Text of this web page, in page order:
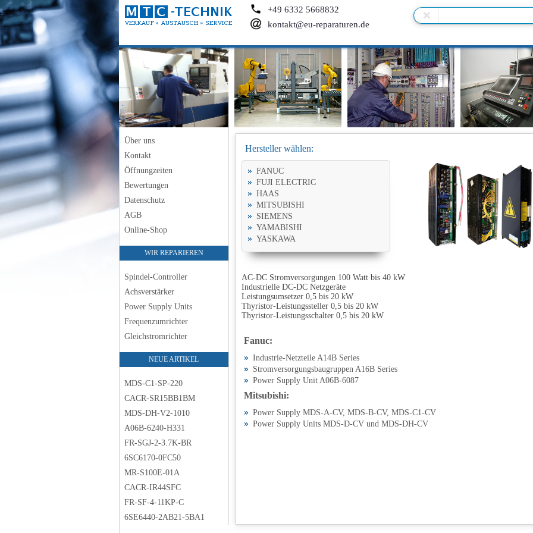
+49 6332 5668832
kontakt@eu-reparaturen.de
Über uns
Kontakt
Öffnungzeiten
Bewertungen
Datenschutz
AGB
Online-Shop
WIR REPARIEREN
Spindel-Controller
Achsverstärker
Power Supply Units
Frequenzumrichter
Gleichstromrichter
NEUE ARTIKEL
MDS-C1-SP-220
CACR-SR15BB1BM
MDS-DH-V2-1010
A06B-6240-H331
FR-SGJ-2-3.7K-BR
6SC6170-0FC50
MR-S100E-01A
CACR-IR44SFC
FR-SF-4-11KP-C
6SE6440-2AB21-5BA1
Hersteller wählen:
FANUC
FUJI ELECTRIC
HAAS
MITSUBISHI
SIEMENS
YAMABISHI
YASKAWA
AC-DC Stromversorgungen 100 Watt bis 40 kW
Industrielle DC-DC Netzgeräte
Leistungsumsetzer 0,5 bis 20 kW
Thyristor-Leistungssteller 0,5 bis 20 kW
Thyristor-Leistungsschalter 0,5 bis 20 kW
Fanuc:
Industrie-Netzteile A14B Series
Stromversorgungsbaugruppen A16B Series
Power Supply Unit A06B-6087
Mitsubishi:
Power Supply MDS-A-CV, MDS-B-CV, MDS-C1-CV
Power Supply Units MDS-D-CV und MDS-DH-CV